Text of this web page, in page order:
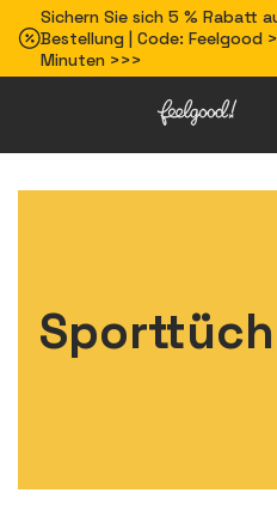
Sichern Sie sich 5 % Rabatt
Bestellung | Code: Feelgood
Minuten >>>